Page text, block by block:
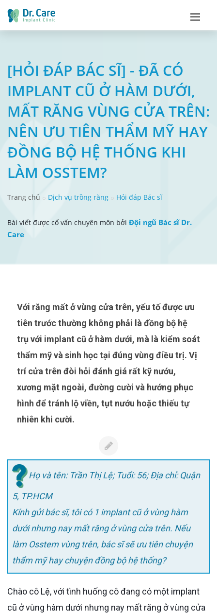
[HỎI ĐÁP BÁC SĨ] - ĐÃ CÓ
IMPLANT CŨ Ở HÀM DƯỚI,
MẤT RĂNG VÙNG CỬA TRÊN:
NÊN ƯU TIÊN THẨM MỸ HAY
ĐỒNG BỘ HỆ THỐNG KHI
LÀM OSSTEM?
Trang chủ Dịch vụ trồng răng Hỏi đáp Bác sĩ
Bài viết được cố vấn chuyên môn bởi Đội ngũ Bác sĩ Dr.
Care
Với răng mất ở vùng cửa trên, yếu tố được ưu
tiên trước thường không phải là đồng bộ hệ
trụ với implant cũ ở hàm dưới, mà là kiểm soát
thẩm mỹ và sinh học tại đúng vùng điều trị. Vị
trí cửa trên đòi hỏi đánh giá rất kỹ nướu,
xương mặt ngoài, đường cười và hướng phục
hình để tránh lộ viền, tụt nướu hoặc thiếu tự
nhiên khi cười.
Họ và tên: Trần Thị Lệ; Tuổi: 56; Địa chỉ: Quận
5, TP.HCM
Kính gửi bác sĩ, tôi có 1 implant cũ ở vùng hàm
dưới nhưng nay mất răng ở vùng cửa trên. Nếu
làm Osstem vùng trên, bác sĩ sẽ ưu tiên chuyện
thẩm mỹ hay chuyện đồng bộ hệ thống?
Chào cô Lệ, với tình huống cô đang có một implant
cũ ở vùng hàm dưới nhưng nay mất răng ở vùng cửa